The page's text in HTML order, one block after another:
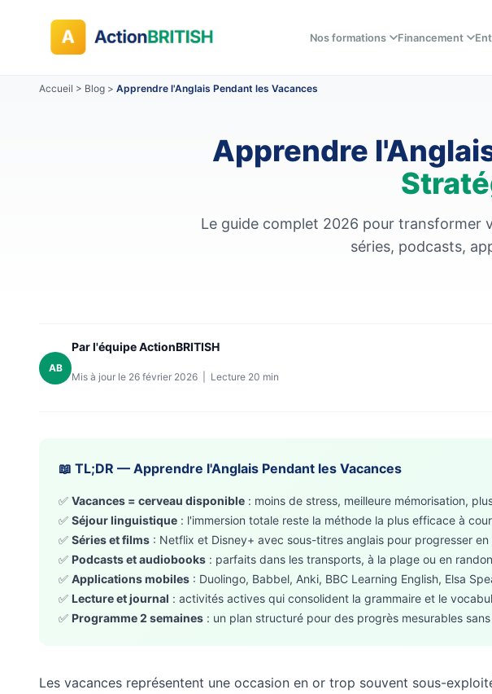
Nos formations Financement
Accueil > Blog > Apprendre l'Anglais Pendant les Vacances
Apprendre
Le guide complet 2026 pour transformer
séries, podcasts,
AB
Par l'équipe ActionBRITISH
Mis à jour le 26 février 2026 | Lecture 20 min
📖 TL;DR — Apprendre l'Anglais Pendant les Vacances
✅ Vacances = cerveau disponible : moins de stress, meilleure mémorisation,
✅ Séjour linguistique : l'immersion totale reste la méthode la plus efficace à
✅ Séries et films : Netflix et Disney+ avec sous-titres anglais pour progresser
✅ Podcasts et audiobooks : parfaits dans les transports, à la plage ou en
✅ Applications mobiles : Duolingo, Babbel, Anki, BBC Learning English, Elsa
✅ Lecture et journal : activités actives qui consolident la grammaire et le
✅ Programme 2 semaines : un plan structuré pour des progrès mesurables
Les vacances représentent une occasion en or trop souvent sous-